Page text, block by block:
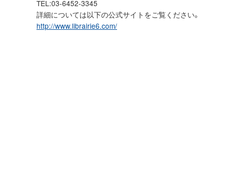
TEL:03-6452-3345
詳細については以下の公式サイトをご覧ください。
http://www.librairie6.com/